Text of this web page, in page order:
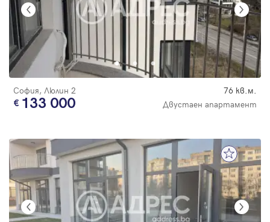
София, Люлин 2 76 кв.м.
133 000 Двустаен апартамент